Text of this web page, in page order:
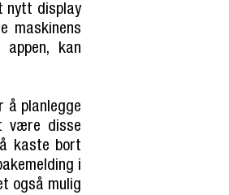
nytt display
maskinens
kan
å planlegge
være disse
kaste bort
i
også mulig